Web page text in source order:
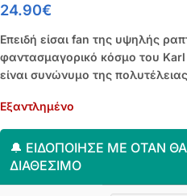
24.90€
Επειδή είσαι fan της υψηλής
φαντασμαγορικό κόσμο του
είναι συνώνυμο της
Εξαντλημένο
🔔 ΕΙΔΟΠΟΊΗΣΈ ΜΕ ΌΤΑΝ ΘΑ
ΔΙΑΘΈΣΙΜΟ